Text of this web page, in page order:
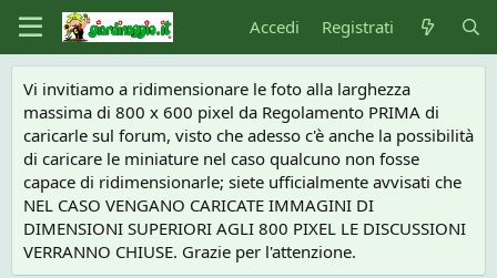
Accedi Registrati
Vi invitiamo a ridimensionare le foto alla larghezza
massima di 800 x 600 pixel da Regolamento PRIMA di
caricarle sul forum, visto che adesso c'è anche la possibilità
di caricare le miniature nel caso qualcuno non fosse
capace di ridimensionarle; siete ufficialmente avvisati che
NEL CASO VENGANO CARICATE IMMAGINI DI
DIMENSIONI SUPERIORI AGLI 800 PIXEL LE DISCUSSIONI
VERRANNO CHIUSE. Grazie per l'attenzione.